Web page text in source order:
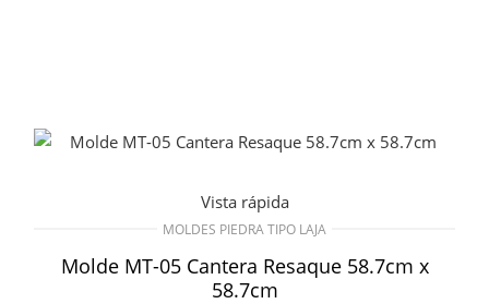
Vista rápida
MOLDES PIEDRA TIPO LAJA
Molde MT-05 Cantera Resaque 58.7cm x
58.7cm